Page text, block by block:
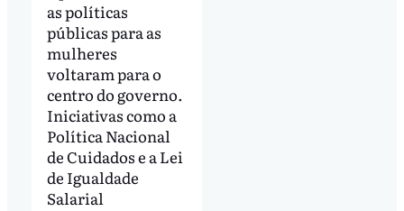
as políticas
públicas para as
mulheres
voltaram para o
centro do governo.
Iniciativas como a
Política Nacional
de Cuidados e a Lei
de Igualdade
Salarial